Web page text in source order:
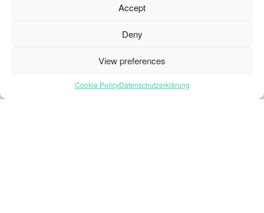
Accept
Deny
View preferences
Cookie PolicyDatenschutzerklärung
Häufig gestellte Fragen